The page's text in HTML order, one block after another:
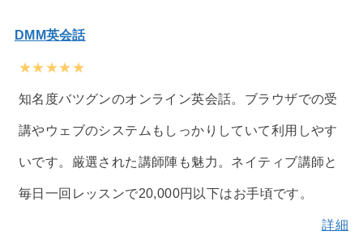
DMM英会話
★★★★★
知名度バツグンのオンライン英会話。ブラウザでの受
講やウェブのシステムもしっかりしていて利用しやす
いです。厳選された講師陣も魅力。ネイティブ講師と
毎日一回レッスンで20,000円以下はお手頃です。
詳細